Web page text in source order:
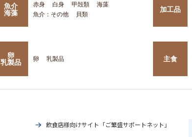
魚介
海藻
赤身 白身 甲殻類
海藻
魚介：その他
貝類
加工品
卵
乳製品
卵 乳製品 主食
飲食店様向けサイト「ご繁盛サポートネット」